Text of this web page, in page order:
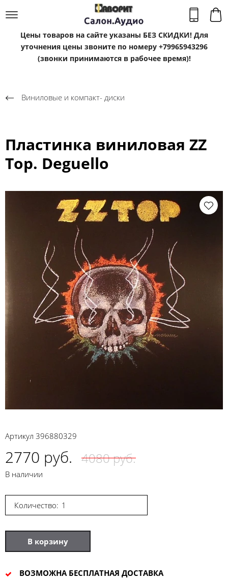
Цены товаров на сайте указаны БЕЗ СКИДКИ! Для
уточнения цены звоните по номеру +79965943296
(звонки принимаются в рабочее время)!
Виниловые и компакт- диски
Пластинка виниловая ZZ
Top. Deguello
Артикул 396880329
2770 руб. 4080 руб.
В наличии
Количество:
В корзину
ВОЗМОЖНА БЕСПЛАТНАЯ ДОСТАВКА